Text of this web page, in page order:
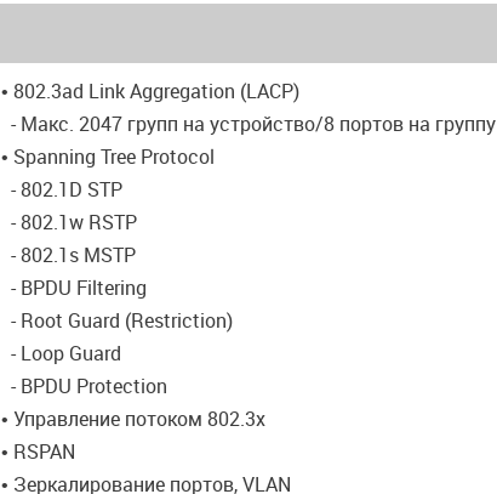
• 802.3ad Link Aggregation (LACP)
- Макс. 2047 групп на устройство/8 портов на группу
• Spanning Tree Protocol
- 802.1D STP
- 802.1w RSTP
- 802.1s MSTP
- BPDU Filtering
- Root Guard (Restriction)
- Loop Guard
- BPDU Protection
• Управление потоком 802.3x
• RSPAN
• Зеркалирование портов, VLAN